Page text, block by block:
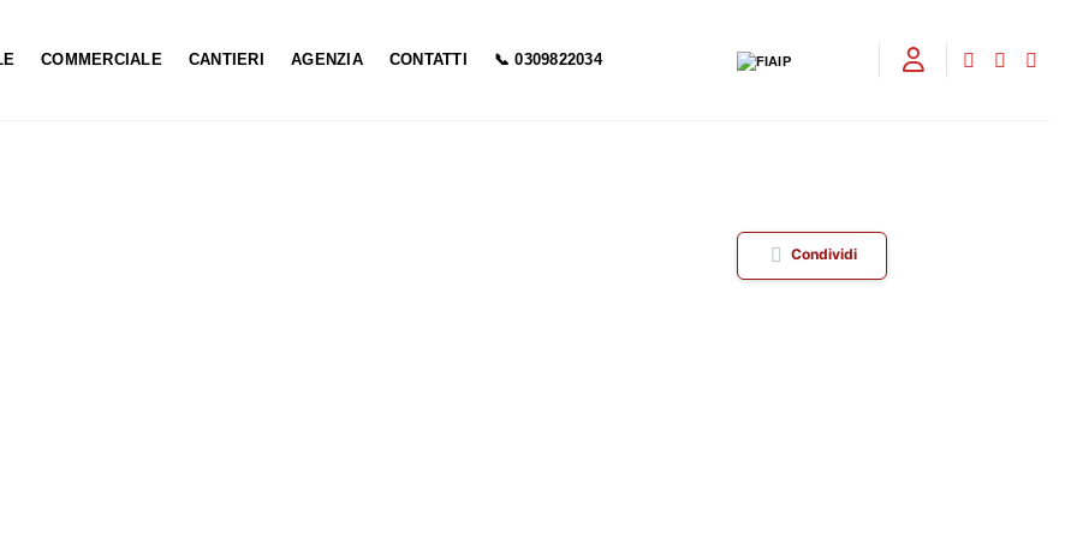
COMMERCIALE CANTIERI AGENZIA CONTATTI 📞 0309822034
Condividi